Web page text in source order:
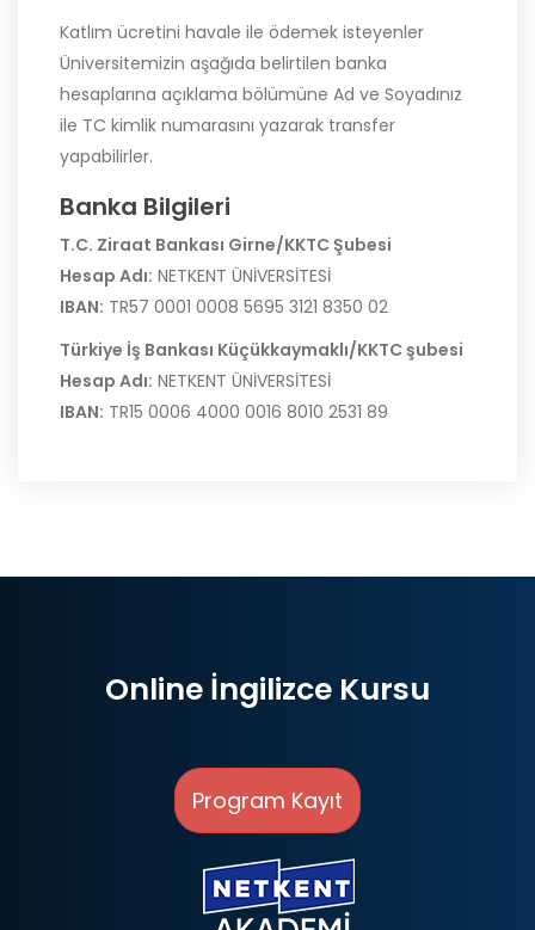
Katlım ücretini havale ile ödemek isteyenler
Üniversitemizin aşağıda belirtilen banka
hesaplarına açıklama bölümüne Ad ve Soyadınız
ile TC kimlik numarasını yazarak transfer
yapabilirler.
Banka Bilgileri
T.C. Ziraat Bankası Girne/KKTC Şubesi
Hesap Adı: NETKENT ÜNİVERSİTESİ
IBAN: TR57 0001 0008 5695 3121 8350 02
Türkiye İş Bankası Küçükkaymaklı/KKTC şubesi
Hesap Adı: NETKENT ÜNİVERSİTESİ
IBAN: TR15 0006 4000 0016 8010 2531 89
Online İngilizce Kursu
Program Kayıt